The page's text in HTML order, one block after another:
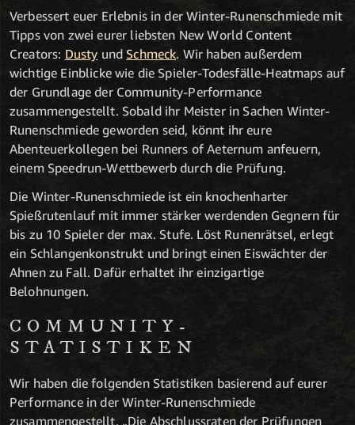
Verbessert euer Erlebnis in der Winter-Runenschmiede mit
Tipps von zwei eurer liebsten New World Content
Creators: Dusty und Schmeck. Wir haben außerdem
wichtige Einblicke wie die Spieler-Todesfälle-Heatmaps auf
der Grundlage der Community-Performance
zusammengestellt. Sobald ihr Meister in Sachen Winter-
Runenschmiede geworden seid, könnt ihr eure
Abenteuerkollegen bei Runners of Aeternum anfeuern,
einem Speedrun-Wettbewerb durch die Prüfung.
Die Winter-Runenschmiede ist ein knochenharter
Spießrutenlauf mit immer stärker werdenden Gegnern für
bis zu 10 Spieler der max. Stufe. Löst Runenrätsel, erlegt
ein Schlangenkonstrukt und bringt einen Eiswächter der
Ahnen zu Fall. Dafür erhaltet ihr einzigartige
Belohnungen.
COMMUNITY-
STATISTIKEN
Wir haben die folgenden Statistiken basierend auf eurer
Performance in der Winter-Runenschmiede
zusammengestellt. „Die Abschlussraten der Prüfungen